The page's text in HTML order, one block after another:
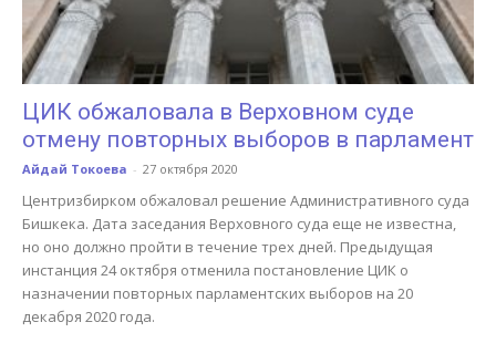
ЦИК обжаловала в Верховном суде
отмену повторных выборов в парламент
Айдай Токоева - 27 октября 2020
Центризбирком обжаловал решение Административного суда
Бишкека. Дата заседания Верховного суда еще не известна,
но оно должно пройти в течение трех дней. Предыдущая
инстанция 24 октября отменила постановление ЦИК о
назначении повторных парламентских выборов на 20
декабря 2020 года.